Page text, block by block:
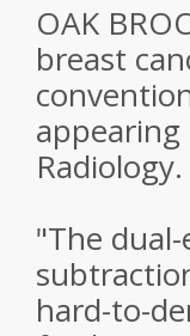
OAK
breast
Radiology.
"The
hard-to-